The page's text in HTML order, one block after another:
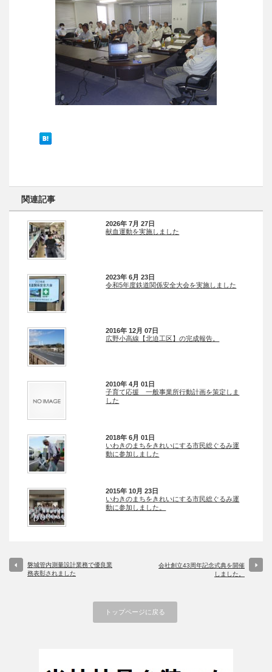
関連記事
2026年 7月 27日
献血運動を実施しました
2023年 6月 23日
令和5年度鉄道関係安全大会を実施しました
2016年 12月 07日
広野小高線【北迫工区】の完成報告。
2010年 4月 01日
子育て応援 一般事業所行動計画を策定しま
した
2018年 6月 01日
いわきのまちをきれいにする市民総ぐるみ運
動に参加しました
2015年 10月 23日
いわきのまちをきれいにする市民総ぐるみ運
動に参加しました。
磐城管内測量設計業務で優良業
務表彰されました
会社創立43周年記念式典を開催
しました。
トップページに戻る